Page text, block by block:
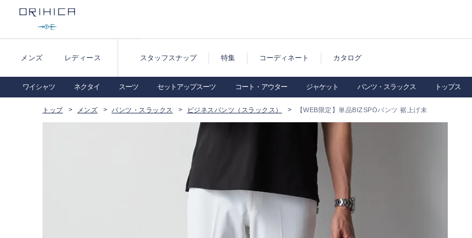
メンズ レディース スタッフスナップ 特集 コーディネート カタログ
ワイシャツ ネクタイ スーツ セットアップスーツ コート・アウター ジャケット パンツ・スラックス トップス
トップ メンズ パンツ・スラックス ビジネスパンツ（スラックス） 【WEB限定】単品BIZSPOパンツ 裾上げ未